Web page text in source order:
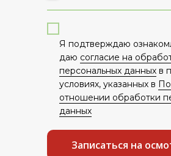
Я подтверждаю
даю согласие на
персональных данных в
условиях, указанных в
отношении обработки
данных
Записаться на